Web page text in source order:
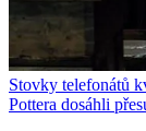
Stovky telefonátů
Pottera dosáhli